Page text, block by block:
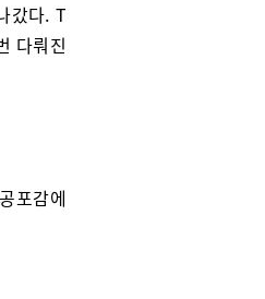
갔다. T
다뤄진
포감에